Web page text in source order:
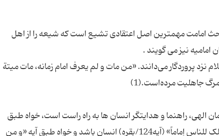
امامت مهمترین اصل اعتقادی تشیع است که شیعه را از اهل
پروردگار می‌دانند. «من مات و لم یعرف امام زمانه، مات میتة
راهنما و هدایتگر انسان ها به راه راست است، خواه طبق
آیات «و جعلناهم ائمة یهدون بأمرنا» (آیه73/انبیاء) و «إنی جاعلک للناس إماماً» (آیه124/بقره) انسان باشد و خواه طبق آیه «و من